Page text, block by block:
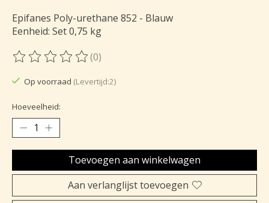
Epifanes Poly-urethane 852 - Blauw
Eenheid: Set 0,75 kg
De beoordeling van dit product is
(0)
Op voorraad (Levertijd:2)
Hoeveelheid:
Toevoegen aan winkelwagen
Aan verlanglijst toevoegen